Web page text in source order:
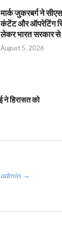
मार्क जुकरबर्ग ने
कंटेंट और ऑपरेटिंग
लेकर भारत सरकार से
August 5, 2026
ने हिरासत को
admin →